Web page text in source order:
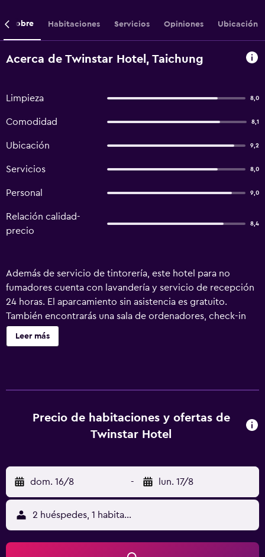
Sobre Habitaciones Servicios Opiniones Ubicación
Acerca de Twinstar Hotel, Taichung
Limpieza 8,0
Comodidad 8,1
Ubicación 9,2
Servicios 8,0
Personal 9,0
Relación calidad-
precio
8,4
Además de servicio de tintorería, este hotel para no
fumadores cuenta con lavandería y servicio de recepción
24 horas. El aparcamiento sin asistencia es gratuito.
También encontrarás una sala de ordenadores, check-in
exprés y check-out exprés. Twinstar Hotel ofrece 104
alojamientos con aire acondicionado, botella de agua
servicio de limpieza todos los días.
Leer más
Precio de habitaciones y ofertas de
Twinstar Hotel
dom. 16/8 - lun. 17/8
2 huéspedes, 1 habitación